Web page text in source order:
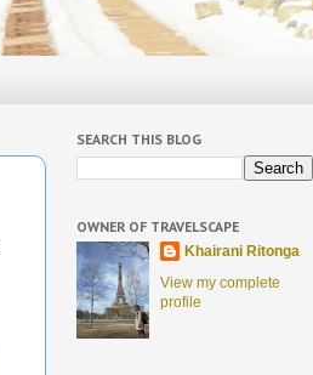
SEARCH THIS BLOG
OWNER OF TRAVELSCAPE
Khairani Ritonga
View my complete
profile